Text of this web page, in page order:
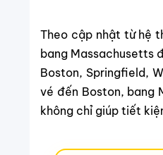
Theo cập nhật từ hệ
bang Massachusetts
Boston, Springfield,
vé đến Boston, bang
không chỉ giúp tiết